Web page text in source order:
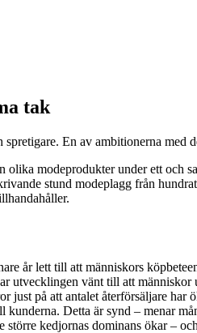
tak
En av ambitionerna med
modeprodukter under ett och
stund modeplagg från
år lett till att människors
utvecklingen vänt till att
just på att antalet återförsäljare
Detta är synd – menar
kedjornas dominans ökar –